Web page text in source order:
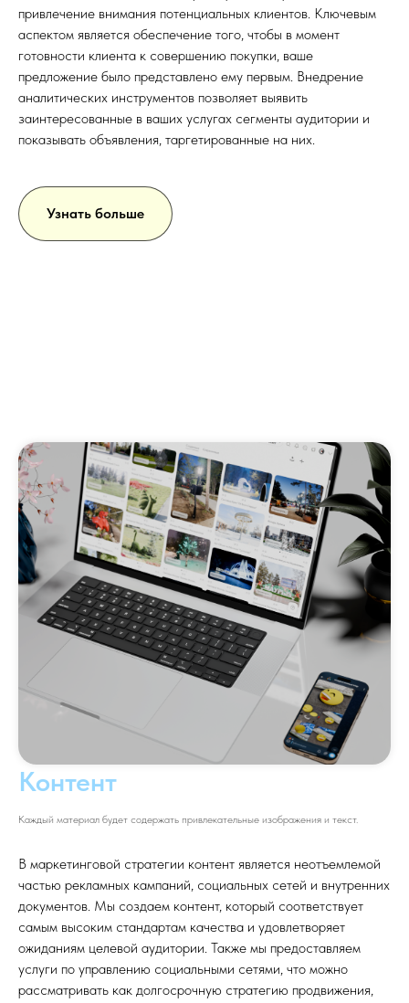
привлечение внимания потенциальных клиентов. Ключевым
аспектом является обеспечение того, чтобы в момент
готовности клиента к совершению покупки, ваше
предложение было представлено ему первым. Внедрение
аналитических инструментов позволяет выявить
заинтересованные в ваших услугах сегменты аудитории и
показывать объявления, таргетированные на них.
Узнать больше
Контент
Каждый материал будет содержать привлекательные изображения и текст.
В маркетинговой стратегии контент является неотъемлемой
частью рекламных кампаний, социальных сетей и внутренних
документов. Мы создаем контент, который соответствует
самым высоким стандартам качества и удовлетворяет
ожиданиям целевой аудитории. Также мы предоставляем
услуги по управлению социальными сетями, что можно
рассматривать как долгосрочную стратегию продвижения,